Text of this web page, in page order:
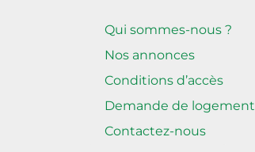
Qui sommes-nous ?
Nos annonces
Conditions d’accès
Demande de logement
Contactez-nous